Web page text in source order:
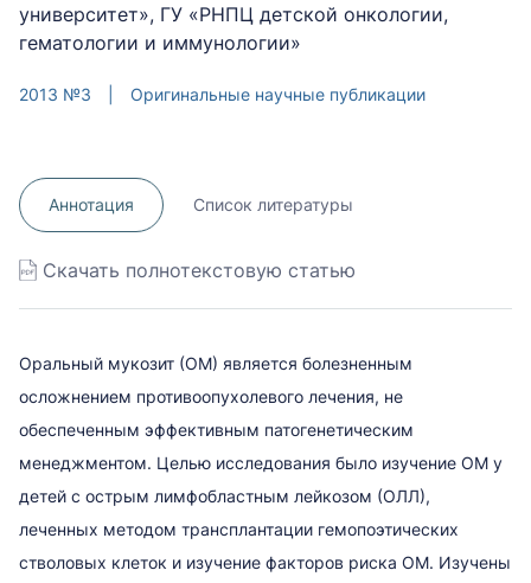
университет», ГУ «РНПЦ детской онкологии,
гематологии и иммунологии»
2013 №3 Оригинальные научные публикации
Аннотация Список литературы
Скачать полнотекстовую статью
Оральный мукозит (ОМ) является болезненным
осложнением противоопухолевого лечения, не
обеспеченным эффективным патогенетическим
менеджментом. Целью исследования было изучение ОМ у
детей с острым лимфобластным лейкозом (ОЛЛ),
леченных методом трансплантации гемопоэтических
стволовых клеток и изучение факторов риска OM. Изучены